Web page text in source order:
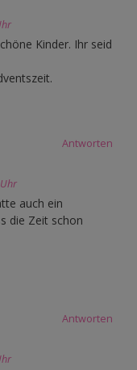
Kinder. Ihr seid
Antworten
auch ein
die Zeit schon
Antworten